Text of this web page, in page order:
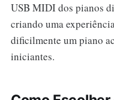
USB MIDI dos pianos
criando uma
dificilmente um piano
iniciantes.